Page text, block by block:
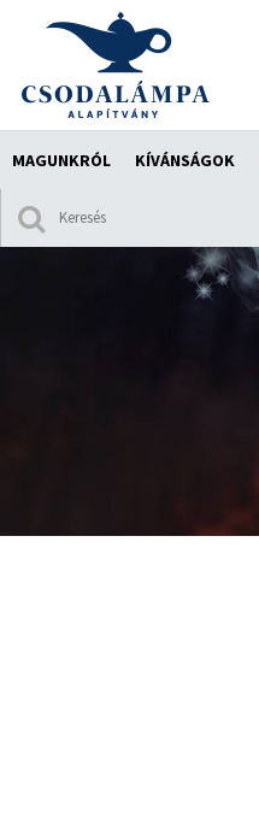
MAGUNKRÓL KÍVÁNSÁGOK